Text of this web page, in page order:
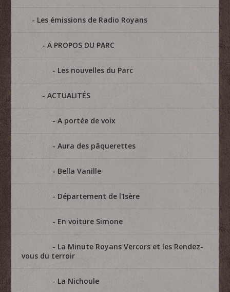
Les émissions de Radio Royans
A PROPOS DU PARC
Les nouvelles du Parc
ACTUALITÉS
A portée de voix
Aura des pâquerettes
Bella Vanille
Département de l'Isère
En voiture Simone
La Minute Royans Vercors et les Rendez-
vous du terroir
La Nichoule